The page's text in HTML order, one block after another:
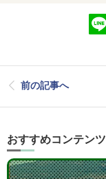
前の記事へ
おすすめコンテンツ